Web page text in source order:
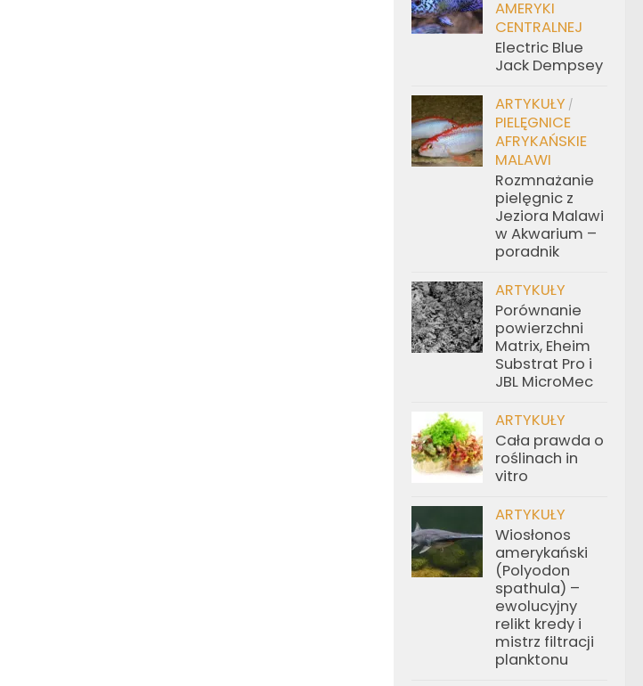
AMERYKI
CENTRALNEJ
Electric Blue
Jack Dempsey
ARTYKUŁY /
PIELĘGNICE
AFRYKAŃSKIE
MALAWI
Rozmnażanie
pielęgnic z
Jeziora Malawi
w Akwarium –
poradnik
ARTYKUŁY
Porównanie
powierzchni
Matrix, Eheim
Substrat Pro i
JBL MicroMec
ARTYKUŁY
Cała prawda o
roślinach in
vitro
ARTYKUŁY
Wiosłonos
amerykański
(Polyodon
spathula) –
ewolucyjny
relikt kredy i
mistrz filtracji
planktonu